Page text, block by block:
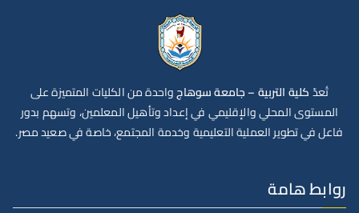
تُعدّكلية التربية – جامعة سوهاجواحدة من الكليات المتميزة على
المستوى المحلي والإقليمي في إعداد وتأهيل المعلمين، وتسهم بدور
فاعل في تطوير العملية التعليمية وخدمة المجتمع، خاصة في صعيد مصر.
روابط هامة